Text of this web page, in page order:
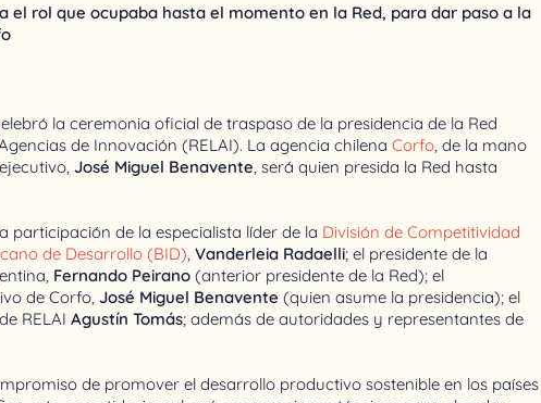
el rol que ocupaba hasta el momento en la Red, para dar paso a la
la ceremonia oficial de traspaso de la presidencia de la Red
de Innovación (RELAI). La agencia chilenaCorfo, de la mano
José Miguel Benavente, será quien presida la Red hasta
participación de la especialista líder de la División de Competitividad
de Desarrollo (BID),Vanderleia Radaelli; el presidente de la
Fernando Peirano (anterior presidente de la Red); el
de Corfo,José Miguel Benavente(quien asume la presidencia); el
RELAIAgustín Tomás; además de autoridades y representantes de
de promover el desarrollo productivo sostenible en los países